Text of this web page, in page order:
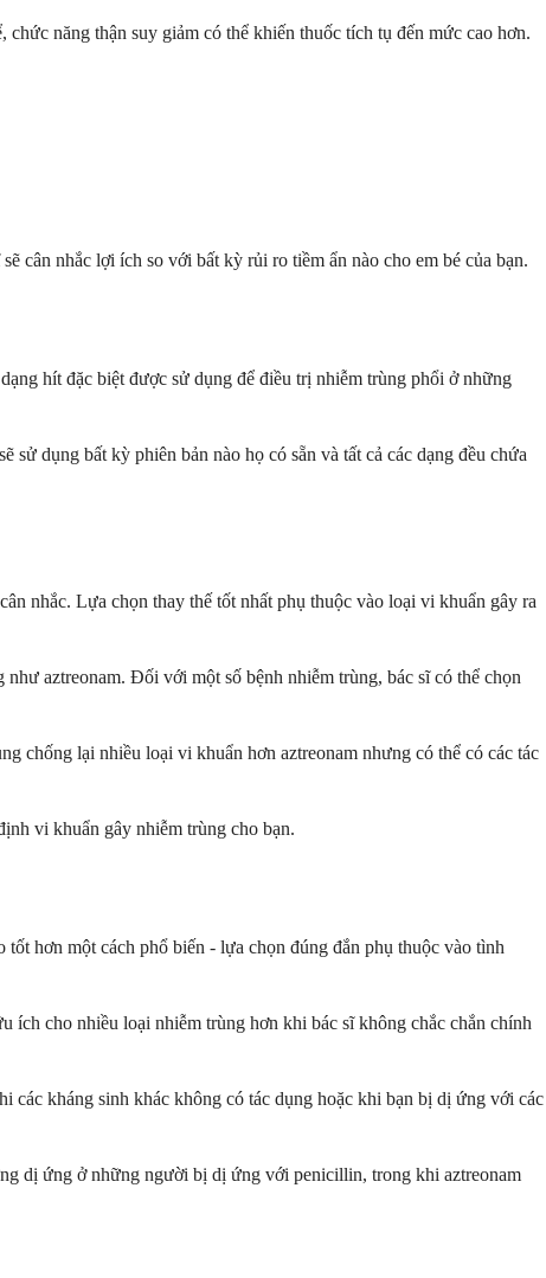
năng thận suy giảm có thể khiến thuốc tích tụ đến mức cao hơn.
cân nhắc lợi ích so với bất kỳ rủi ro tiềm ẩn nào cho em bé của bạn.
hít đặc biệt được sử dụng để điều trị nhiễm trùng phổi ở những
sử dụng bất kỳ phiên bản nào họ có sẵn và tất cả các dạng đều chứa
nhắc. Lựa chọn thay thế tốt nhất phụ thuộc vào loại vi khuẩn gây ra
aztreonam. Đối với một số bệnh nhiễm trùng, bác sĩ có thể chọn
chống lại nhiều loại vi khuẩn hơn aztreonam nhưng có thể có các tác
vi khuẩn gây nhiễm trùng cho bạn.
hơn một cách phổ biến - lựa chọn đúng đắn phụ thuộc vào tình
ích cho nhiều loại nhiễm trùng hơn khi bác sĩ không chắc chắn chính
các kháng sinh khác không có tác dụng hoặc khi bạn bị dị ứng với các
dị ứng ở những người bị dị ứng với penicillin, trong khi aztreonam